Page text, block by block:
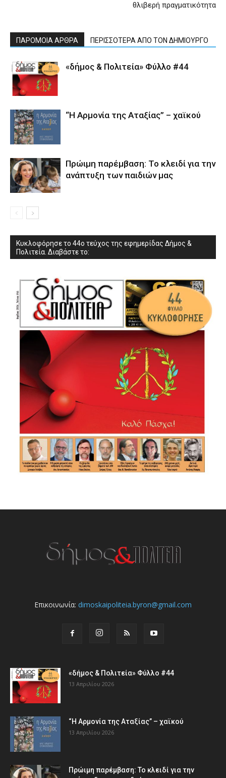
θλιβερή πραγματικότητα
ΠΑΡΟΜΟΙΑ ΑΡΘΡΑ ΠΕΡΙΣΣΟΤΕΡΑ ΑΠΟ ΤΟΝ ΔΗΜΙΟΥΡΓΟ
«δήμος & Πολιτεία» Φύλλο #44
“Η Αρμονία της Αταξίας” – χαϊκού
Πρώιμη παρέμβαση: Το κλειδί για την
ανάπτυξη των παιδιών µας
Κυκλοφόρησε το 44ο τεύχος της εφημερίδας Δήμος &
Πολιτεία. Διαβάστε το:
Επικοινωνία: dimoskaipoliteia.byron@gmail.com
«δήμος & Πολιτεία» Φύλλο #44
13 Απριλίου 2026
“Η Αρμονία της Αταξίας” – χαϊκού
13 Απριλίου 2026
Πρώιμη παρέμβαση: Το κλειδί για την